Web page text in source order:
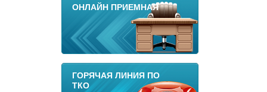
ОНЛАЙН ПРИЕМНАЯ
ГОРЯЧАЯ ЛИНИЯ ПО
ТКО